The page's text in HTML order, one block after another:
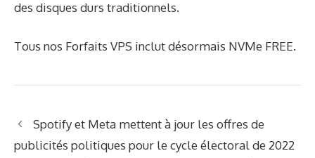
des disques durs traditionnels.
Tous nos Forfaits VPS inclut désormais NVMe FREE.
Spotify et Meta mettent à jour les offres de
publicités politiques pour le cycle électoral de 2022